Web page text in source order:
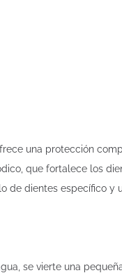
una protección
que fortalece los
de dientes específico y
se vierte una